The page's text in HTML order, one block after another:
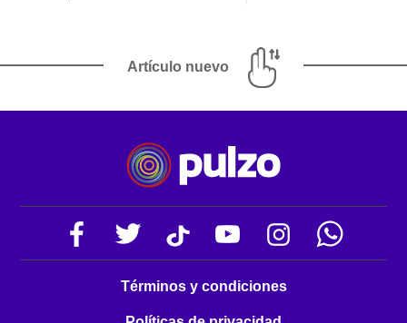
Artículo nuevo
Términos y condiciones